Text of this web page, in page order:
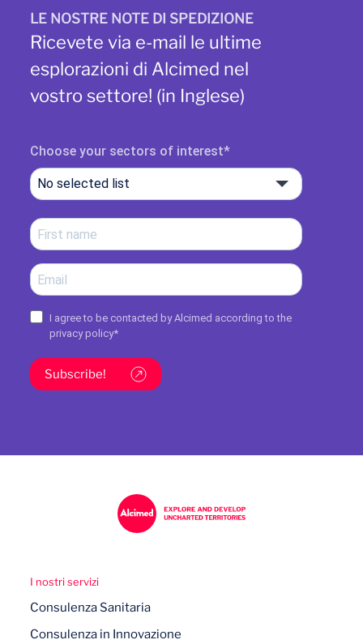
LE NOSTRE NOTE DI SPEDIZIONE
Ricevete via e-mail le ultime
esplorazioni di Alcimed nel
vostro settore! (in Inglese)
Choose your sectors of interest
No selected list
I agree to be contacted by Alcimed according to the
privacy policy*
Subscribe!
I nostri servizi
Consulenza Sanitaria
Consulenza in Innovazione